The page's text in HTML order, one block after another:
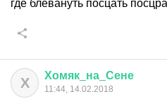
где блевануть посцать
Х Хомяк на Сене
11:44, 14.02.2018